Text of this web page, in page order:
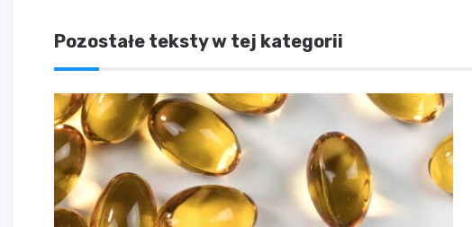
Pozostałe teksty w tej kategorii